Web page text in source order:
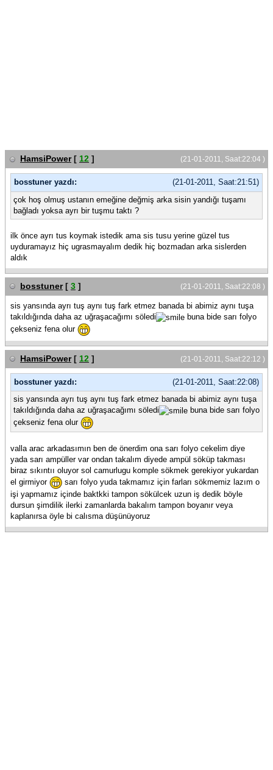
(21-01-2011, Saat:22:04 )
HamsiPower [ 12 ]
(21-01-2011, Saat:21:51)
bosstuner yazdı:
çok hoş olmuş ustanın emeğine değmiş arka sisin yandığı tuşamı
bağladı yoksa ayrı bir tuşmu taktı ?
ilk önce ayrı tus koymak istedik ama sis tusu yerine güzel tus
uyduramayız hiç ugrasmayalım dedik hiç bozmadan arka sislerden
aldık
(21-01-2011, Saat:22:08 )
bosstuner [ 3 ]
sis yansında ayrı tuş aynı tuş fark etmez banada bi abimiz aynı tuşa
takıldığında daha az uğraşacağımı söledi
buna bide sarı folyo
çekseniz fena olur
(21-01-2011, Saat:22:12 )
HamsiPower [ 12 ]
(21-01-2011, Saat:22:08)
bosstuner yazdı:
sis yansında ayrı tuş aynı tuş fark etmez banada bi abimiz aynı tuşa
takıldığında daha az uğraşacağımı söledi
buna bide sarı folyo
çekseniz fena olur
valla arac arkadasımın ben de önerdim ona sarı folyo cekelim diye
yada sarı ampüller var ondan takalım diyede ampül söküp takması
biraz sıkıntıı oluyor sol camurlugu komple sökmek gerekiyor yukardan
el girmiyor
sarı folyo yuda takmamız için farları sökmemiz lazım o
işi yapmamız içinde baktkki tampon sökülcek uzun iş dedik böyle
dursun şimdilik ilerki zamanlarda bakalım tampon boyanır veya
kaplanırsa öyle bi calısma düşünüyoruz